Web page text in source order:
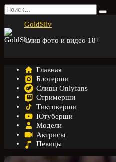
Перейти
к
содержанию
Search
for:
GoldSliv
Слив фото и видео 18+
Главная
Блогерши
Сливы Onlyfans
Стримерши
Тиктокерши
Ютуберши
Модели
Актрисы
Певицы